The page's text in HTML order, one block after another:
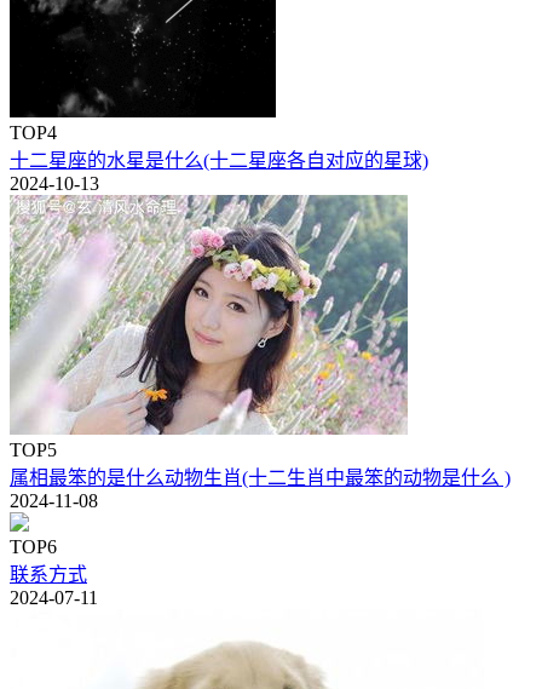
TOP4
十二星座的水星是什么(十二星座各自对应的星球)
2024-10-13
TOP5
属相最笨的是什么动物生肖(十二生肖中最笨的动物是什么 )
2024-11-08
TOP6
联系方式
2024-07-11